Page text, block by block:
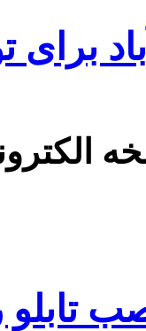
تابلو